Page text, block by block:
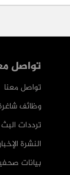
تواصل
تواصل معنا
وظائف
ترددات البث
النشرة
بيانات